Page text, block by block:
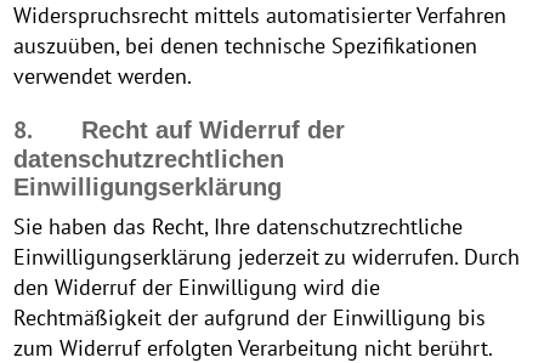
Widerspruchsrecht mittels automatisierter Verfahren
auszuüben, bei denen technische Spezifikationen
verwendet werden.
8.
Recht auf Widerruf der
datenschutzrechtlichen
Einwilligungserklärung
Sie haben das Recht, Ihre datenschutzrechtliche
Einwilligungserklärung jederzeit zu widerrufen. Durch
den Widerruf der Einwilligung wird die
Rechtmäßigkeit der aufgrund der Einwilligung bis
zum Widerruf erfolgten Verarbeitung nicht berührt.